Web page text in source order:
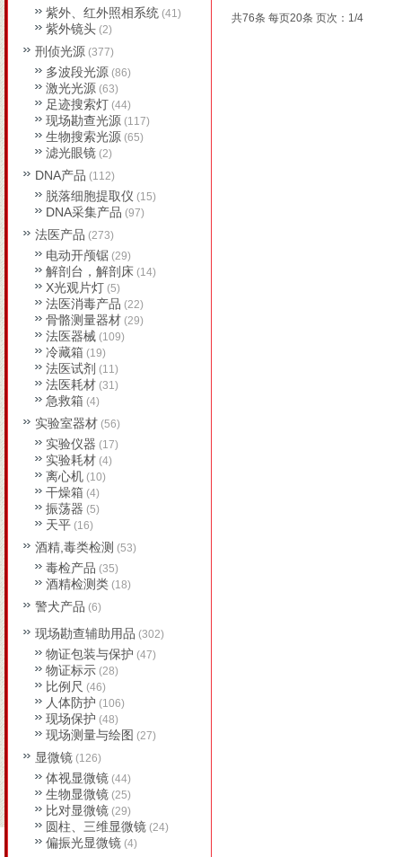
共76条 每页20条 页次：1/4
紫外、红外照相系统 (41)
紫外镜头 (2)
刑侦光源 (377)
多波段光源 (86)
激光光源 (63)
足迹搜索灯 (44)
现场勘查光源 (117)
生物搜索光源 (65)
滤光眼镜 (2)
DNA产品 (112)
脱落细胞提取仪 (15)
DNA采集产品 (97)
法医产品 (273)
电动开颅锯 (29)
解剖台，解剖床 (14)
X光观片灯 (5)
法医消毒产品 (22)
骨骼测量器材 (29)
法医器械 (109)
冷藏箱 (19)
法医试剂 (11)
法医耗材 (31)
急救箱 (4)
实验室器材 (56)
实验仪器 (17)
实验耗材 (4)
离心机 (10)
干燥箱 (4)
振荡器 (5)
天平 (16)
酒精,毒类检测 (53)
毒检产品 (35)
酒精检测类 (18)
警犬产品 (6)
现场勘查辅助用品 (302)
物证包装与保护 (47)
物证标示 (28)
比例尺 (46)
人体防护 (106)
现场保护 (48)
现场测量与绘图 (27)
显微镜 (126)
体视显微镜 (44)
生物显微镜 (25)
比对显微镜 (29)
圆柱、三维显微镜 (24)
偏振光显微镜 (4)